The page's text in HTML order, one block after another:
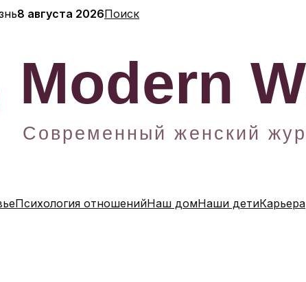
8 августа 2026Поиск
Психология отношенийНаш домНаши детиКарьера